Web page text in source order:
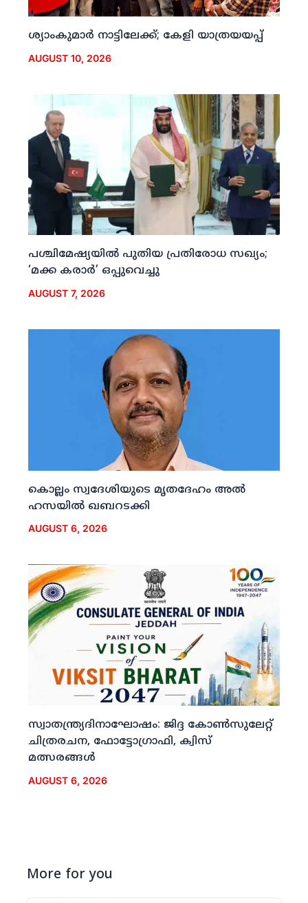
ശ്യാംകുമാര്‍ നാട്ടിലേക്ക്; കേളി യാത്രയയപ്പ്
AUGUST 10, 2026
പശ്ചിമേഷ്യയില്‍ പുതിയ പ്രതിരോധ സഖ്യം;
‘മക്ക കരാര്‍’ ഒപ്പുവെച്ചു
AUGUST 7, 2026
കൊല്ലം സ്വദേശിയുടെ മൃതദേഹം അല്‍
ഹസയില്‍ ഖബറടക്കി
AUGUST 6, 2026
സ്വാതന്ത്ര്യദിനാഘോഷം: ജിദ്ദ കോണ്‍സുലേറ്റ്
ചിത്രരചന, ഫോട്ടോഗ്രാഫി, ക്വിസ്
മത്സരങ്ങള്‍
AUGUST 6, 2026
More for you